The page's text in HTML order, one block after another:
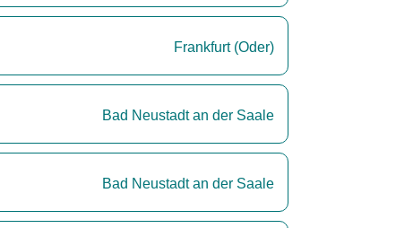
Frankfurt (Oder)
Bad Neustadt an der Saale
Bad Neustadt an der Saale